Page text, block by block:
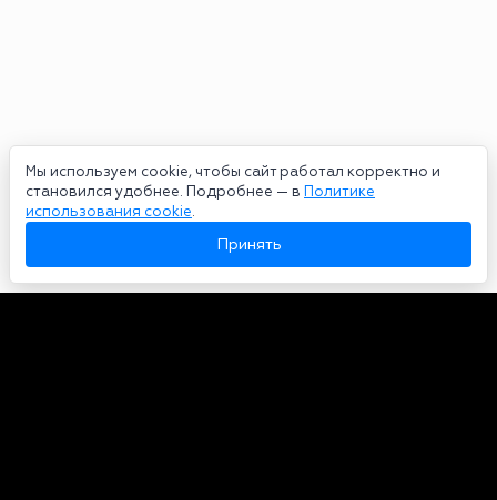
Мы используем cookie, чтобы сайт работал корректно и
становился удобнее. Подробнее — в Политике
использования cookie.
Принять